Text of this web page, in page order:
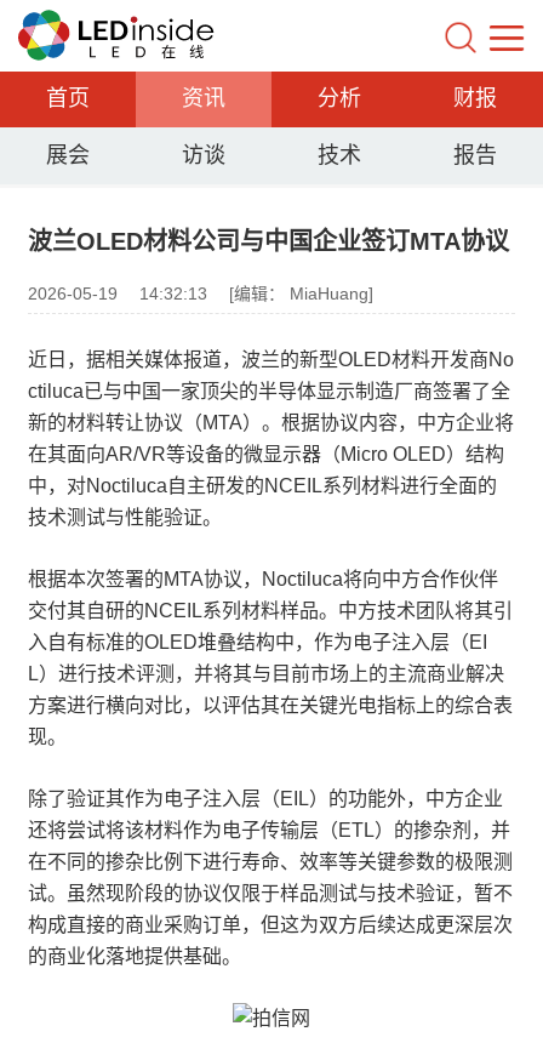
首页 资讯 分析 财报
展会 访谈 技术 报告
波兰OLED材料公司与中国企业签订MTA协议
2026-05-19 14:32:13 [编辑： MiaHuang]
近日，据相关媒体报道，波兰的新型OLED材料开发商No
ctiluca已与中国一家顶尖的半导体显示制造厂商签署了全
新的材料转让协议（MTA）。根据协议内容，中方企业将
在其面向AR/VR等设备的微显示器（Micro OLED）结构
中，对Noctiluca自主研发的NCEIL系列材料进行全面的
技术测试与性能验证。
根据本次签署的MTA协议，Noctiluca将向中方合作伙伴
交付其自研的NCEIL系列材料样品。中方技术团队将其引
入自有标准的OLED堆叠结构中，作为电子注入层（EI
L）进行技术评测，并将其与目前市场上的主流商业解决
方案进行横向对比，以评估其在关键光电指标上的综合表
现。
除了验证其作为电子注入层（EIL）的功能外，中方企业
还将尝试将该材料作为电子传输层（ETL）的掺杂剂，并
在不同的掺杂比例下进行寿命、效率等关键参数的极限测
试。虽然现阶段的协议仅限于样品测试与技术验证，暂不
构成直接的商业采购订单，但这为双方后续达成更深层次
的商业化落地提供基础。